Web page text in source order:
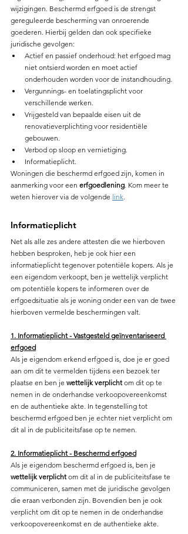
wijzigingen. Beschermd erfgoed is de strengst
gereguleerde bescherming van onroerende
goederen. Hierbij gelden dan ook specifieke
juridische gevolgen:
Actief en passief onderhoud: het erfgoed mag
niet ontsierd worden en moet actief
onderhouden worden voor de instandhouding.
Vergunnings- en toelatingsplicht voor
verschillende werken.
Vrijgesteld van bepaalde eisen uit de
renovatieverplichting voor residentiële
gebouwen.
Verbod op sloop en vernietiging.
Informatieplicht.
Woningen die beschermd erfgoed zijn, komen in
aanmerking voor een erfgoedlening . Kom meer te
weten hierover via de volgende link
Informatieplicht
Net als alle zes andere attesten die we hierboven
hebben besproken, heb je ook hier een
informatieplicht tegenover potentiële kopers. Als je
een eigendom verkoopt, ben je wettelijk verplicht
om potentiële kopers te informeren over de
erfgoedsituatie als je woning onder een van de twee
hierboven vermelde beschermingen valt.
1. Informatieplicht - Vastgesteld geïnventariseerd
erfgoed
Als je eigendom erkend erfgoed is, doe je er goed
aan om dit te vermelden tijdens een bezoek ter
plaatse en ben je wettelijk verplicht om dit op te
nemen in de onderhandse verkoopovereenkomst
en de authentieke akte. In tegenstelling tot
beschermd erfgoed ben je echter niet verplicht om
dit al in de publiciteitsfase op te nemen.
2. Informatieplicht - Beschermd erfgoed
Als je eigendom beschermd erfgoed is, ben je
wettelijk verplicht om dit al in de publiciteitsfase te
communiceren, samen met de juridische gevolgen
die eraan verbonden zijn. Bovendien ben je ook
verplicht om dit op te nemen in de onderhandse
verkoopovereenkomst en de authentieke akte.